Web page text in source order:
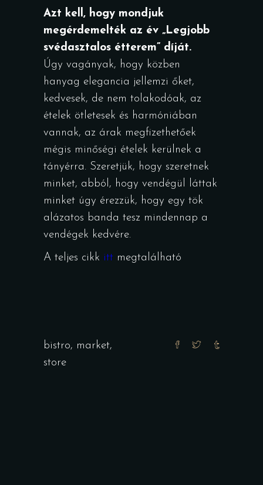
Azt kell, hogy mondjuk
megérdemelték az év „Legjobb
svédasztalos étterem” díját.
Úgy vagányak, hogy közben
hanyag elegancia jellemzi őket,
kedvesek, de nem tolakodóak, az
ételek ötletesek és harmóniában
vannak, az árak megfizethetőek
mégis minőségi ételek kerülnek a
tányérra. Szeretjük, hogy szeretnek
minket, abból, hogy vendégül láttak
minket úgy érezzük, hogy egy tök
alázatos banda tesz mindennap a
vendégek kedvére.
A teljes cikk itt megtalálható
bistro, market,
store